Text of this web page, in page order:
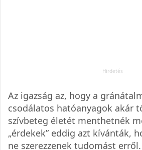
Az igazság az, hogy a
csodálatos hatóanyagok akár
szívbeteg életét menthetnék
„érdekek” eddig azt kívánták,
ne szerezzenek tudomást erről.